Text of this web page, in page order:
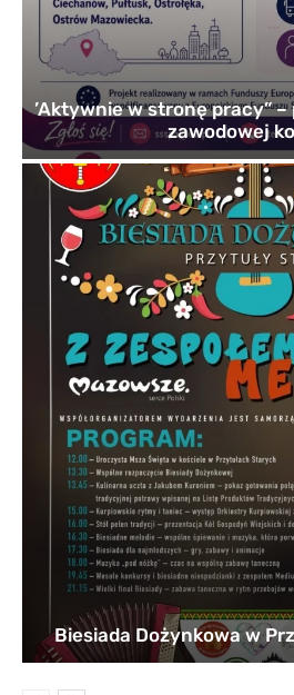
’Aktywnie w stronę pracy”
zawodowej
Biesiada Dożynkowa w